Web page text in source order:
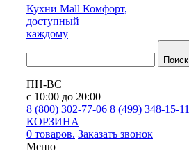
Кухни Mall Комфорт,
доступный
каждому
Поиск
ПН-ВС
с 10:00 до 20:00
8 (800) 302-77-06 8 (499) 348-15-11
КОРЗИНА
0 товаров. Заказать звонок
Меню